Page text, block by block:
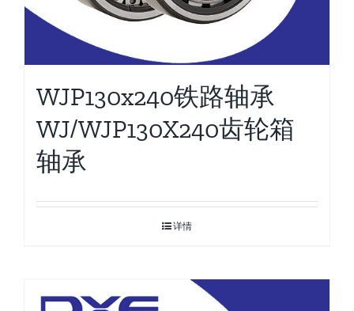
WJP130x240铁路轴承
WJ/WJP130X240齿轮箱
轴承
详情